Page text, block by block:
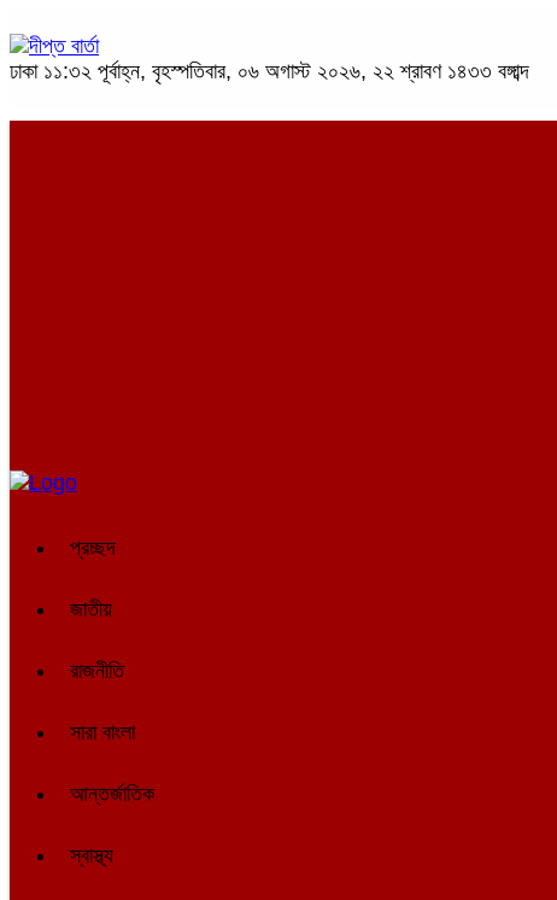
ঢাকা ১১:৩২ পূর্বাহ্ন, বৃহস্পতিবার, ০৬ অগাস্ট ২০২৬, ২২ শ্রাবণ ১৪৩৩ বঙ্গাব্দ
প্রচ্ছদ
জাতীয়
রাজনীতি
সারা বাংলা
আন্তর্জাতিক
স্বাস্থ্য